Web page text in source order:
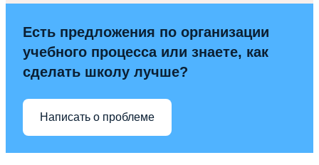
Есть предложения по организации
учебного процесса или знаете, как
сделать школу лучше?
Написать о проблеме